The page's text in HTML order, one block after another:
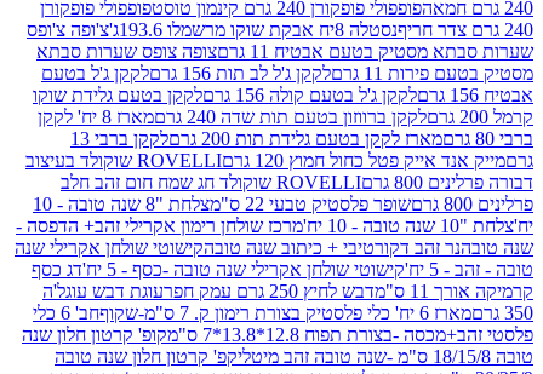
פופפולי פופקורן 240 גרם קינמון טוסט
פופפולי פופקורן
נסטלה 8יח אבקת שוקו מרשמלו 193.6ג'
צ'ופה צ'ופס
מסטיק בטעם אבטיח 11 גרם
צופה צופס שערות סבתא
11 גרם
לקקן ג'ל לב תות 156 גרם
לקקן ג'ל בטעם
לקקן ג'ל בטעם קולה 156 גרם
לקקן בטעם גלידת שוקו
לקקן ברווזון בטעם תות שדה 240 גרם
מארז 8 יח' לקקן
מארז לקקן בטעם גלידת תות 200 גרם
לקקן ברבי 13
אייק פטל כחול חמוץ 120 גרם
ROVELLI שוקולד בעיצוב
גרם
ROVELLI שוקולד חג שמח חום זהב חלב
שופר פלסטיק טבעי 22 ס"מ
צלחת "8 שנה טובה - 10
מרכז שולחן רימון אקרילי זהב+ הדפסה -
זהב דקורטיבי + כיתוב שנה טובהקישוטי שולחן אקרילי שנה
קישוטי שולחן אקרילי שנה טובה -כסף - 5 יח'
דג כסף
ס"מ
דבש לחיץ 250 גרם עמק חפר
עוגת דבש עוגל'ה
בצורת רימון ק. 7 ס"מ-שקוף
חב' 6 כלי
-בצורת תפוח 12.8*13.8*7 ס"מ
קופ' קרטון חלון שנה
קפ' קרטון חלון שנה טובה